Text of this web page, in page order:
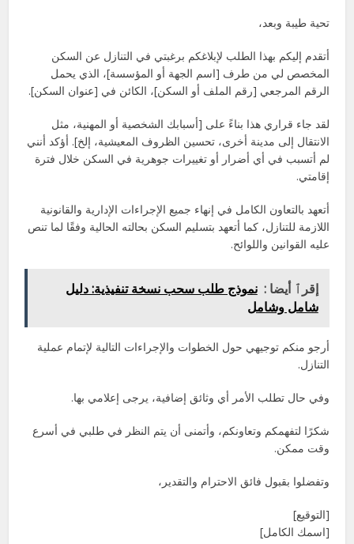
تحية طيبة وبعد،
أتقدم إليكم بهذا الطلب لإبلاغكم برغبتي في التنازل عن السكن
المخصص لي من طرف [اسم الجهة أو المؤسسة]، الذي يحمل
الرقم المرجعي [رقم الملف أو السكن]، الكائن في [عنوان السكن].
لقد جاء قراري هذا بناءً على [أسبابك الشخصية أو المهنية، مثل
الانتقال إلى مدينة أخرى، تحسين الظروف المعيشية، إلخ]. أؤكد أنني
لم أتسبب في أي أضرار أو تغييرات جوهرية في السكن خلال فترة
إقامتي.
أتعهد بالتعاون الكامل في إنهاء جميع الإجراءات الإدارية والقانونية
اللازمة للتنازل، كما أتعهد بتسليم السكن بحالته الحالية وفقًا لما تنص
عليه القوانين واللوائح.
إقرٱ أيضا : نموذج طلب سحب نسخة تنفيذية: دليل
شامل وشامل
أرجو منكم توجيهي حول الخطوات والإجراءات التالية لإتمام عملية
التنازل.
وفي حال تطلب الأمر أي وثائق إضافية، يرجى إعلامي بها.
شكرًا لتفهمكم وتعاونكم، وأتمنى أن يتم النظر في طلبي في أسرع
وقت ممكن.
وتفضلوا بقبول فائق الاحترام والتقدير،
[التوقيع]
[اسمك الكامل]